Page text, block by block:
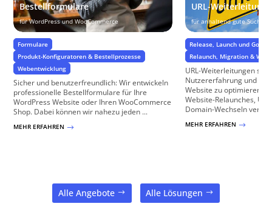
Bestellformulare
für WordPress und WooCommerce
Formulare
Produkt-Konfiguratoren & Bestellprozesse
Webentwicklung
Sicher und benutzerfreundlich: Wir entwickeln
professionelle Bestellformulare für Ihre
WordPress Website oder Ihren WooCommerce
Shop. Dabei können wir nahezu jeden ...
MEHR ERFAHREN $
URL-
für anhaltend gute
Release, Launch und GoLive
Relaunch, Migration &
URL-Weiterleitungen
Nutzererfahrung und
Website zu optimieren.
Website-Relaunches,
Domain-Wechseln
MEHR ERFAHREN $
Alle Angebote Alle Lösungen